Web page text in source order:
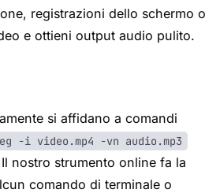
registrazioni dello schermo o
e ottieni output audio pulito.
si affidano a comandi
-i video.mp4 -vn audio.mp3
nostro strumento online fa la
comando di terminale o